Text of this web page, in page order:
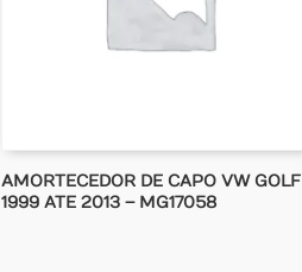
AMORTECEDOR DE CAPO VW GOLF
1999 ATE 2013 – MG17058